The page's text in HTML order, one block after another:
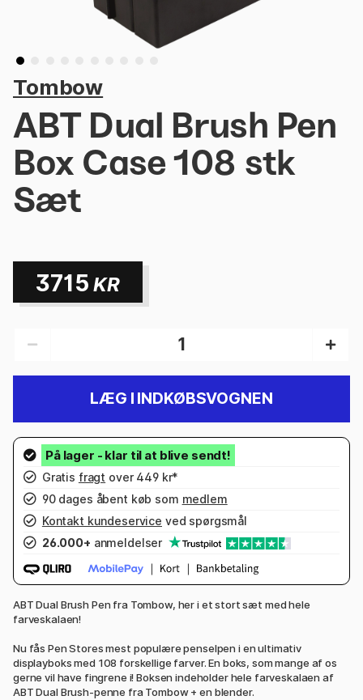
Tombow
ABT Dual Brush Pen
Box Case 108 stk
Sæt
3715 KR
LÆG I INDKØBSVOGNEN
Gratis fragt over 449 kr*
90 dages åbent køb som medlem
Kontakt kundeservice ved spørgsmål
26.000+ anmeldelser
ABT Dual Brush Pen fra Tombow, her i et stort sæt med hele
farveskalaen!
Nu fås Pen Stores mest populære penselpen i en ultimativ
displayboks med 108 forskellige farver. En boks, som mange af os
gerne vil have fingrene i! Boksen indeholder hele farveskalaen af
ABT Dual Brush-penne fra Tombow + en blender.